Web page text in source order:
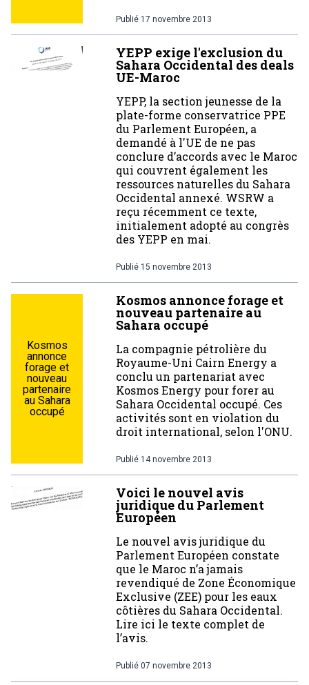
Publié 17 novembre 2013
YEPP exige l'exclusion du
Sahara Occidental des deals
UE-Maroc
YEPP, la section jeunesse de la
plate-forme conservatrice PPE
du Parlement Européen, a
demandé à l'UE de ne pas
conclure d’accords avec le Maroc
qui couvrent également les
ressources naturelles du Sahara
Occidental annexé. WSRW a
reçu récemment ce texte,
initialement adopté au congrès
des YEPP en mai.
Publié 15 novembre 2013
Kosmos
annonce
forage et
nouveau
partenaire
au Sahara
occupé
Kosmos annonce forage et
nouveau partenaire au
Sahara occupé
La compagnie pétrolière du
Royaume-Uni Cairn Energy a
conclu un partenariat avec
Kosmos Energy pour forer au
Sahara Occidental occupé. Ces
activités sont en violation du
droit international, selon l'ONU.
Publié 14 novembre 2013
Voici le nouvel avis
juridique du Parlement
Européen
Le nouvel avis juridique du
Parlement Européen constate
que le Maroc n’a jamais
revendiqué de Zone Économique
Exclusive (ZEE) pour les eaux
côtières du Sahara Occidental.
Lire ici le texte complet de
l’avis.
Publié 07 novembre 2013